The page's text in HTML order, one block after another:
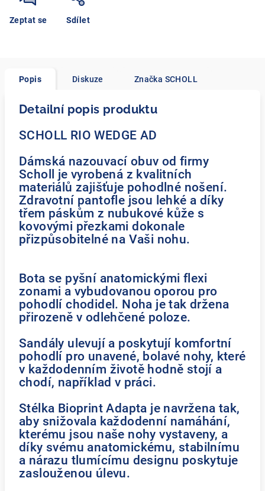
Zeptat se Sdílet
Popis Diskuze Značka SCHOLL
Detailní popis produktu
SCHOLL RIO WEDGE AD
Dámská nazouvací obuv od firmy
Scholl je vyrobená z kvalitních
materiálů zajišťuje pohodlné nošení.
Zdravotní pantofle jsou lehké a díky
třem páskům z nubukové kůže s
kovovými přezkami dokonale
přizpůsobitelné na Vaši nohu.
Bota se pyšní anatomickými flexi
zonami a vybudovanou oporou pro
pohodlí chodidel. Noha je tak držena
přirozeně v odlehčené poloze.
Sandály ulevují a poskytují komfortní
pohodlí pro unavené, bolavé nohy, které
v každodenním životě hodně stojí a
chodí, například v práci.
Stélka Bioprint Adapta je navržena tak,
aby snižovala každodenní namáhání,
kterému jsou naše nohy vystaveny, a
díky svému anatomickému, stabilnímu
a nárazu tlumícímu designu poskytuje
zaslouženou úlevu.